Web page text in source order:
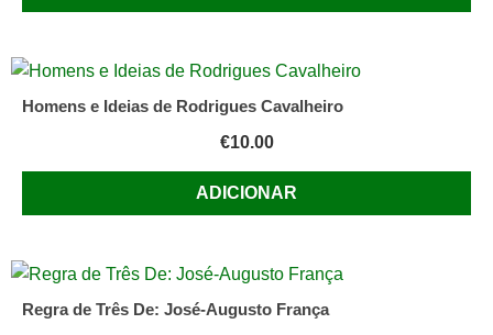
Homens e Ideias de Rodrigues Cavalheiro
€10.00
ADICIONAR
Regra de Três De: José-Augusto França